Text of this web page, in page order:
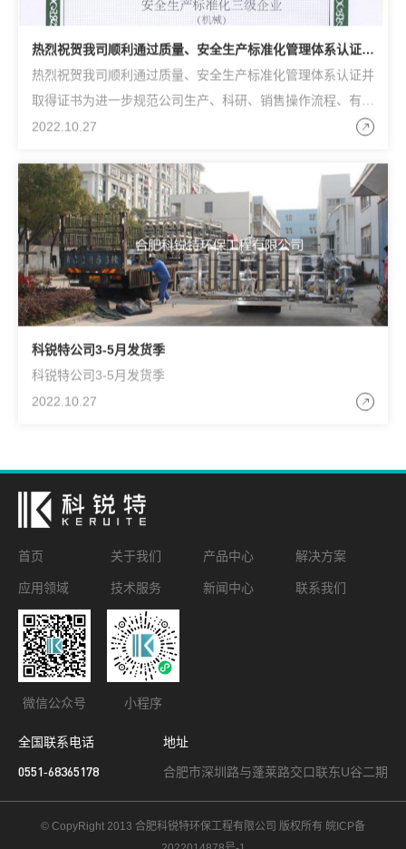
热烈祝贺我司顺利通过质量、安全生产标准化管理体系认证并
取得证书
热烈祝贺我司顺利通过质量、安全生产标准化管理体系认证并
取得证书为进一步规范公司生产、科研、销售操作流程、有效
控制风险、形成标准化经营、规范化管理的模式，公司从战
2022.10.27
科锐特公司3-5月发货季
科锐特公司3-5月发货季
2022.10.27
首页 关于我们 产品中心 解决方案
应用领域 技术服务 新闻中心 联系我们
微信公众号 小程序
全国联系电话
0551-68365178
地址
合肥市深圳路与蓬莱路交口联东U谷二期
© CopyRight 2013 合肥科锐特环保工程有限公司 版权所有 皖ICP备